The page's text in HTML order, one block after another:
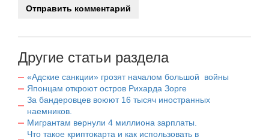
Другие статьи раздела
«Адские санкции» грозят началом большой войны
Японцам откроют остров Рихарда Зорге
За бандеровцев воюют 16 тысяч иностранных
наемников.
Мигрантам вернули 4 миллиона зарплаты.
Что такое криптокарта и как использовать в